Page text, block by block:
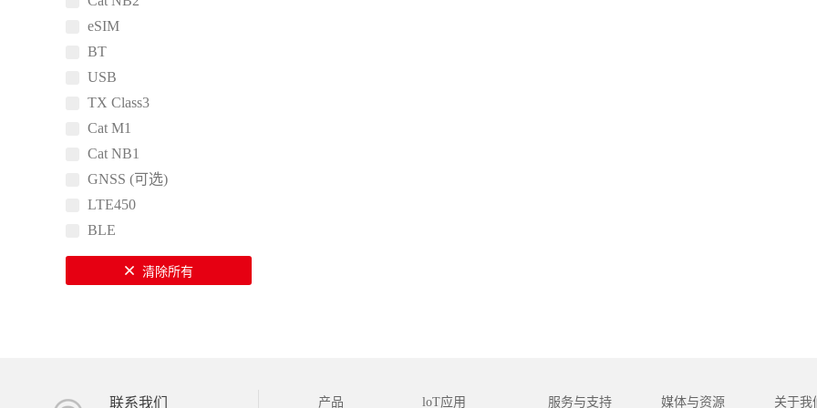
eSIM
BT
USB
TX Class3
Cat M1
Cat NB1
GNSS (可选)
LTE450
BLE
清除所有
联系我们 产品 loT应用 服务与支持 媒体与资源 关于我